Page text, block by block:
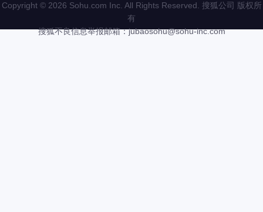
Copyright © 2026 Sohu.com Inc. All Rights Reserved. 搜狐公司 版权所
有
搜狐不良信息举报邮箱：jubaosohu@sohu-inc.com